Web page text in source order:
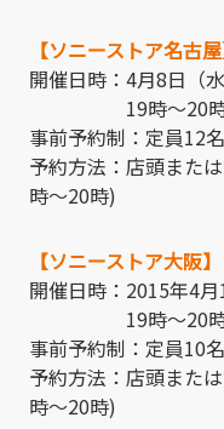
【ソニーストア名古屋
開催日時：4月8日（水
19時～20時
事前予約制：定員
予約方法：店頭また
時～20時)
【ソニーストア大阪】
開催日時：2015年4
19時～20時
事前予約制：定員10
予約方法：店頭また
時～20時)